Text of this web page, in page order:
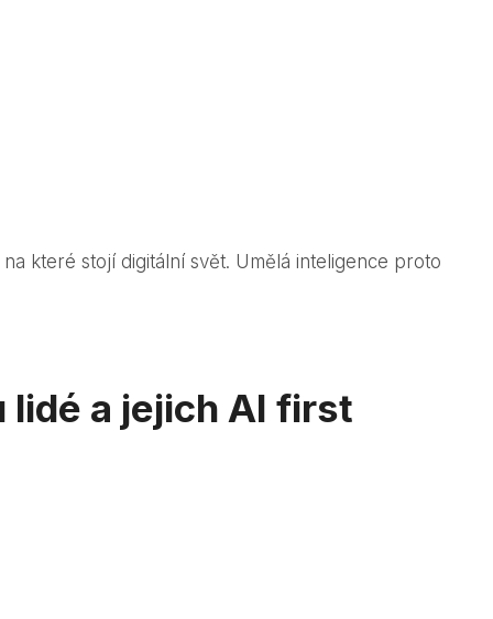
které stojí digitální svět. Umělá inteligence proto
lidé a jejich AI first